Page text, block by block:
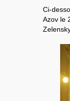
Ci-
Azov le